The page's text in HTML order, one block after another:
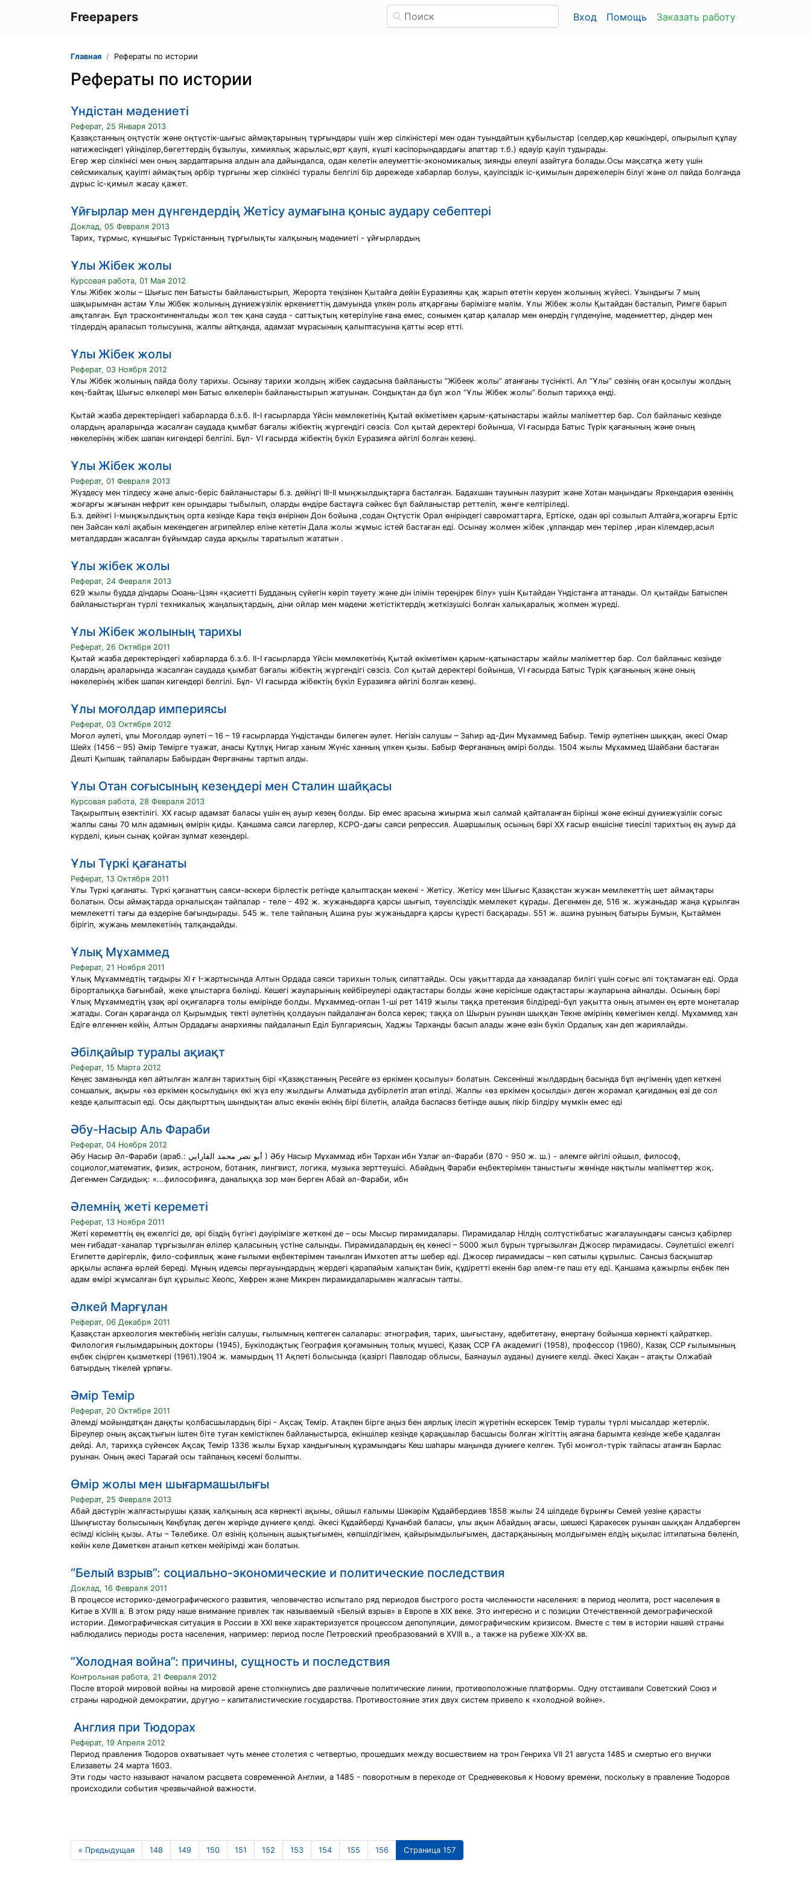
Freepapers Вход Помощь Заказать работу
Главная Рефераты по истории
Рефераты по истории
Үндістан мәдениеті
Реферат, 25 Января 2013
Қазақстанның оңтүстік және оңтүстік-шығыс аймақтарының тұрғындары үшін жер сілкіністері мен одан туындайтын құбылыстар (селдер,қар көшкіндері, опырылып құлау
нәтижесіндегі үйінділер,бөгеттердің бұзылуы, химиялық жарылыс,өрт қаупі, күшті кәсіпорындардағы апаттар т.б.) едәуір қауіп тудырады.
Егер жер сілкінісі мен оның зардаптарына алдын ала дайындалса, одан келетін әлеуметтік-экономикалық зиянды елеулі азайтуға болады.Осы мақсатқа жету үшін
сейсмикалық қауіпті аймақтың әрбір тұрғыны жер сілкінісі туралы белгілі бір дәрежеде хабарлар болуы, қауіпсіздік іс-қимылын дәрежелерін білуі және ол пайда болғанда
дұрыс іс-қимыл жасау қажет.
Ұйғырлар мен дүнгендердің Жетісу аумағына қоныс аудару себептері
Доклад, 05 Февраля 2013
Тарих, тұрмыс, күншығыс Түркістанның тұрғылықты халқының мәдениеті - ұйғырлардың
Ұлы Жібек жолы
Курсовая работа, 01 Мая 2012
Ұлы Жібек жолы – Шығыс пен Батысты байланыстырып, Жерорта теңізінен Қытайға дейін Еуразияны қақ жарып өтетін керуен жолының жүйесі. Ұзындығы 7 мың
шақырымнан астам Ұлы Жібек жолының дүниежүзілік өркениеттің дамуында үлкен роль атқарғаны бәрімізге мәлім. Ұлы Жібек жолы Қытайдан басталып, Римге барып
аяқталған. Бұл трасконтинентальды жол тек қана сауда - саттықтың көтерілуіне ғана емес, сонымен қатар қалалар мен өнердің гүлденуіне, мәдениеттер, діндер мен
тілдердің араласып толысуына, жалпы айтқанда, адамзат мұрасының қалыптасуына қатты әсер етті.
Ұлы Жібек жолы
Реферат, 03 Ноября 2012
Ұлы Жібек жолының пайда болу тарихы. Осынау тарихи жолдың жібек саудасына байланысты “Жібеек жолы” атанғаны түсінікті. Ал “Ұлы” сөзінің оған қосылуы жолдың
кең-байтақ Шығыс өлкелері мен Батыс өлкелерін байланыстырып жатуынан. Сондықтан да бұл жол “Ұлы Жібек жолы” болып тарихқа енді.
Қытай жазба деректеріндегі хабарларда б.з.б. II-I ғасырларда Үйсін мемлекетінің Қытай өкіметімен қарым-қатынастары жайлы мәліметтер бар. Сол байланыс кезінде
олардың араларында жасалған саудада қымбат бағалы жібектің жүргендігі сөзсіз. Сол қытай деректері бойынша, VI ғасырда Батыс Түрік қағанының және оның
нөкелерінің жібек шапан кигендері белгілі. Бұл- VI ғасырда жібектің бүкіл Еуразияға әйгілі болған кезеңі.
Ұлы Жібек жолы
Реферат, 01 Февраля 2013
Жүздесү мен тілдесу және алыс-беріс байланыстары б.з. дейіңгі ІІІ-ІІ мыңжылдықтарға басталған. Бадахшан тауынын лазурит және Хотан маңындағы Яркендария өзенінің
жоғарғы жағынан нефрит кен орындары тыбылып, оларды өндіре бастаұға сәйкес бұл байланыстар реттеліп, жөнге келтіріледі.
Б.з. дейінгі І-мыңжылдықтың орта кезінде Кара теңіз өнірінен Дон бойына ,содан Оңтүстік Орал өніріндегі савроматтарға, Ертіске, одан әрі созылып Алтайға,жоғарғы Ертіс
пен Зайсан көлі ақабын мекендеген агрипейлер еліне кететін Дала жолы жұмыс істей бастаған еді. Осынау жолмен жібек ,ұлпандар мен терілер ,иран кілемдер,асыл
металдардан жасалған бұйымдар сауда арқылы таратылып жататын .
Ұлы жібек жолы
Реферат, 24 Февраля 2013
629 жылы будда діндары Сюань-Цзян «қасиетті Будданың сүйегін көріп тәуету және дін ілімін тереңірек білу» үшін Қытайдан Үндістанға аттанады. Ол қытайды Батыспен
байланыстырған түрлі техникалық жаңалықтардың, діни ойлар мен мәдени жетістіктердің жеткізушісі болған халықаралық жолмен жүреді.
Ұлы Жібек жолының тарихы
Реферат, 26 Октября 2011
Қытай жазба деректеріндегі хабарларда б.з.б. II-I ғасырларда Үйсін мемлекетінің Қытай өкіметімен қарым-қатынастары жайлы мәліметтер бар. Сол байланыс кезінде
олардың араларында жасалған саудада қымбат бағалы жібектің жүргендігі сөзсіз. Сол қытай деректері бойынша, VI ғасырда Батыс Түрік қағанының және оның
нөкелерінің жібек шапан кигендері белгілі. Бұл- VI ғасырда жібектің бүкіл Еуразияға әйгілі болған кезеңі.
Ұлы моғолдар империясы
Реферат, 03 Октября 2012
Моғол әулеті, ұлы Моғолдар әулеті – 16 – 19 ғасырларда Үндістанды билеген әулет. Негізін салушы – Заһир әд-Дин Мұхаммед Бабыр. Темір әулетінен шыққан, әкесі Омар
Шейх (1456 – 95) Әмір Темірге туажат, анасы Құтлұқ Нигар ханым Жүніс ханның үлкен қызы. Бабыр Ферғананың әмірі болды. 1504 жылы Мұхаммед Шайбани бастаған
Дешті Қыпшақ тайпалары Бабырдан Ферғананы тартып алды.
Ұлы Отан соғысының кезеңдері мен Сталин шайқасы
Курсовая работа, 28 Февраля 2013
Тақырыптың өзектілігі. ХХ ғасыр адамзат баласы үшін ең ауыр кезең болды. Бір емес арасына жиырма жыл салмай қайталанған бірінші және екінші дүниежүзілік соғыс
жалпы саны 70 млн адамның өмірін қиды. Қаншама саяси лагерлер, КСРО-дағы саяси репрессия. Ашаршылық осының бәрі ХХ ғасыр еншісіне тиесілі тарихтың ең ауыр да
күрделі, қиын сынақ қойған зұлмат кезеңдері.
Ұлы Түркі қағанаты
Реферат, 13 Октября 2011
Ұлы Түркі қағанаты. Түркі қағанаттың саяси-әскери бірлестік ретінде қалыптасқан мекені - Жетісу. Жетісу мен Шығыс Қазақстан жужан мемлекеттің шет аймақтары
болатын. Осы аймақтарда орналысқан тайпалар - теле - 492 ж. жужаньдарға қарсы шығып, тәуелсіздік мемлекет құрады. Дегенмен де, 516 ж. жужаньдар жаңа құрылған
мемлекетті тағы да өздеріне бағындырады. 545 ж. теле тайпаның Ашина руы жужаньдарға қарсы қүресті басқарады. 551 ж. ашина руының батыры Бумын, Қытаймен
бірігіп, жужань мемлекетінің талқандайды.
Ұлық Мұхаммед
Реферат, 21 Ноября 2011
Ұлық Мұхаммедтің тағдыры XI ғ I-жартысында Алтын Ордада саяси тарихын толық сипаттайды. Осы уақыттарда да ханзадалар билігі үшін соғыс әлі тоқтамаған еді. Орда
бірорталыққа бағынбай, жеке ұлыстарға бөлінді. Кешегі жауларының кейбіреулері одақтастары болды және керісінше одақтастары жауларына айналды. Осының бәрі
Ұлық Мұхаммедтің ұзақ әрі оқиғаларға толы өмірінде болды. Мұхаммед-оғлан 1-ші рет 1419 жылы таққа претензия білдіреді-бұл уақытта оның атымен ең ерте монеталар
жатады. Соған қарағанда ол Қырымдық текті әулетінің қолдауын пайдаланған болса керек; таққа ол Шырын руынан шыққан Текне әмірінің көмегімен келді. Мұхаммед хан
Едіге өлгеннен кейін, Алтын Ордадағы анархияны пайдаланып Еділ Булгариясын, Хаджы Тарханды басып алады және өзін бүкіл Ордалық хан деп жариялайды.
Әбілқайыр туралы ақиақт
Реферат, 15 Марта 2012
Кеңес заманында көп айтылған жалған тарихтың бірі «Қазақстанның Ресейге өз еркімен қосылуы» болатын. Сексенінші жылдардың басында бұл әңгіменің үдеп кеткені
соншалық, ақыры «өз еркімен қосылудың» екі жүз елу жылдығы Алматыда дүбірлетіп атап өтілді. Жалпы «өз еркімен қосылды» деген жорамал қағиданың өзі де сол
кезде қалыптасып еді. Осы дақпырттың шындықтан алыс екенін екінің бірі білетін, алайда баспасөз бетінде ашық пікір білдіру мүмкін емес еді
Әбу-Насыр Аль Фараби
Реферат, 04 Ноября 2012
Әбу Насыр Әл-Фараби (араб.: أبو نصر محمد الفارابي ‎) Әбу Насыр Мұхаммад ибн Тархан ибн Узлағ әл-Фараби (870 - 950 ж. ш.) - әлемге әйгілі ойшыл, философ,
социолог,математик, физик, астроном, ботаник, лингвист, логика, музыка зерттеушісі. Абайдың Фараби еңбектерімен таныстығы жөнінде нақтылы мәліметтер жоқ.
Дегенмен Сағдидық: «...философияға, даналыққа зор мән берген Абай әл-Фараби, ибн
Әлемнің жеті кереметі
Реферат, 13 Ноября 2011
Жеті кереметтің ең ежелгісі де, әрі біздің бүгінгі дәуірімізге жеткені де – осы Мысыр пирамидалары. Пирамидалар Нілдің солтүстікбатыс жағалауындағы сансыз қабірлер
мен ғибадат-ханалар тұрғызылған өлілер қаласының үстіне салынды. Пирамидалардың ең көнесі – 5000 жыл бұрын тұрғызылған Джосер пирамидасы. Сәулетшісі ежелгі
Египетте дәрігерлік, фило-софиялық және ғылыми еңбектерімен танылған Имхотеп атты шебер еді. Джосер пирамидасы – көп сатылы құрылыс. Сансыз басқыштар
арқылы аспанға өрлей береді. Мұның идеясы перғауындардың жердегі қарапайым халықтан биік, құдіретті екенін бар әлем-ге паш ету еді. Қаншама қажырлы еңбек пен
адам өмірі жұмсалған бұл құрылыс Хеопс, Хефрен және Микрен пирамидаларымен жалғасын тапты.
Әлкей Марғұлан
Реферат, 06 Декабря 2011
Қазақстан археология мектебінің негізін салушы, ғылымның көптеген салалары: этнография, тарих, шығыстану, әдебитетану, өнертану бойынша көрнекті қайраткер.
Филология ғылымдарының докторы (1945), Бүкілодақтық География қоғамының толық мүшесі, Қазақ ССР ҒА академигі (1958), профессор (1960), Казақ ССР ғылымының
еңбек сіңірген қызметкері (1961).1904 ж. мамырдың 11 Ақпеті болысында (қазіргі Павлодар облысы, Баянауыл ауданы) дүниеге келді. Əкесі Хақан – атақты Олжабай
батырдың тікелей ұрпағы.
Әмір Темір
Реферат, 20 Октября 2011
Әлемді мойындатқан даңқты қолбасшылардың бірі - Ақсақ Темір. Атақпен бірге аңыз бен аярлық ілесіп жүретінін ескерсек Темір туралы түрлі мысалдар жетерлік.
Біреулер оның ақсақтығын іштен біте туған кемістікпен байланыстырса, екіншілер кезінде қарақшылар басшысы болған жігіттің аяғана барымта кезінде жебе қадалған
дейді. Ал, тарихқа сүйенсек Ақсақ Темір 1336 жылы Бұхар хандығының құрамындағы Кеш шаһары маңында дүниеге келген. Түбі монғол-түрік тайпасы атанған Барлас
руынан. Оның әкесі Тарағай осы тайпаның көсемі болыпты.
Өмір жолы мен шығармашылығы
Реферат, 25 Февраля 2013
Абай дәстүрін жалғастырушы қазақ халқының аса көрнекті ақыны, ойшыл ғалымы Шәкәрім Құдайбердиев 1858 жылы 24 шілдеде бұрынғы Семей уезіне қарасты
Шыңғыстау болысының Кеңбұлақ деген жерінде дүниеге қелді. Әкесі Құдайберді Құнанбай баласы, ұлы ақын Абайдың ағасы, шешесі Қаракесек руынан шыққан Алдаберген
есімді кісінің қызы. Аты – Төлебике. Ол өзінің қолының ашықтығымен, көпшілдігімен, қайырымдылығымен, дастарқанының молдығымен елдің ықылас ілтипатына бөленіп,
кейін келе Дәметкен атанып кеткен мейірімді жан болатын.
“Белый взрыв”: социально-экономические и политические последствия
Доклад, 16 Февраля 2011
В процессе историко-демографического развития, человечество испытало ряд периодов быстрого роста численности населения: в период неолита, рост населения в
Китае в XVIII в. В этом ряду наше внимание привлек так называемый «Белый взрыв» в Европе в XIX веке. Это интересно и с позиции Отечественной демографической
истории. Демографическая ситуация в России в XXI веке характеризуется процессом депопуляции, демографическим кризисом. Вместе с тем в истории нашей страны
наблюдались периоды роста населения, например: период после Петровский преобразований в XVIII в., а также на рубеже XIX-XX вв.
”Холодная война”: причины, сущность и последствия
Контрольная работа, 21 Февраля 2012
После второй мировой войны на мировой арене столкнулись две различные политические линии, противоположные платформы. Одну отстаивали Советский Союз и
страны народной демократии, другую – капиталистические государства. Противостояние этих двух систем привело к «холодной войне».
Англия при Тюдорах
Реферат, 19 Апреля 2012
Период правления Тюдоров охватывает чуть менее столетия с четвертью, прошедших между восшествием на трон Генриха VII 21 августа 1485 и смертью его внучки
Елизаветы 24 марта 1603.
Эти годы часто называют началом расцвета современной Англии, а 1485 - поворотным в переходе от Средневековья к Новому времени, поскольку в правление Тюдоров
происходили события чрезвычайной важности.
« Предыдущая 148 149 150 151 152 153 154 155 156 Страница 157